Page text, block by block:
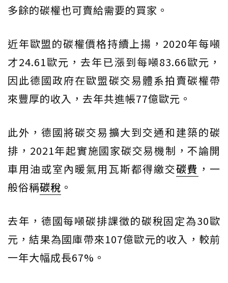
多餘的碳權也可賣給需要的買家。
近年歐盟的碳權價格持續上揚，2020年每噸
才24.61歐元，去年已漲到每噸83.66歐元，
因此德國政府在歐盟碳交易體系拍賣碳權帶
來豐厚的收入，去年共進帳77億歐元。
此外，德國將碳交易擴大到交通和建築的碳
排，2021年起實施國家碳交易機制，不論開
車用油或室內暖氣用瓦斯都得繳交碳費 ，一
般俗稱碳稅 。
去年，德國每噸碳排課徵的碳稅固定為30歐
元，結果為國庫帶來107億歐元的收入，較前
一年大幅成長67%。